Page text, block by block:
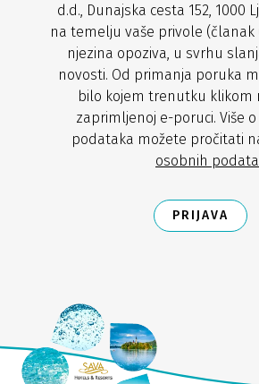
d.d., Dunajska cesta 152, 1000
na temelju vaše privole (članak
njezina opoziva, u svrhu
novosti. Od primanja poruka
bilo kojem trenutku klikom
zaprimljenoj e-poruci. Više
podataka možete pročitati
osobnih
PRIJAVA